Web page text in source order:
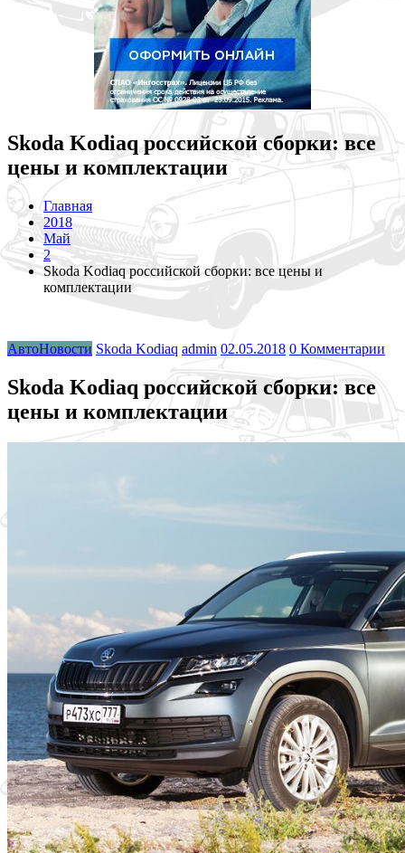
Skoda Kodiaq российской сборки: все
цены и комплектации
Главная
2018
Май
2
Skoda Kodiaq российской сборки: все цены и
комплектации
АвтоНовости Skoda Kodiaq admin 02.05.2018 0 Комментарии
Skoda Kodiaq российской сборки: все
цены и комплектации